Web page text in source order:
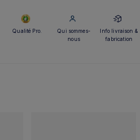
Qualité Pro.
Qui sommes-
nous
Info livraison &
fabrication